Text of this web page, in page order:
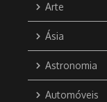
Arte
Ásia
Astronomia
Automóveis